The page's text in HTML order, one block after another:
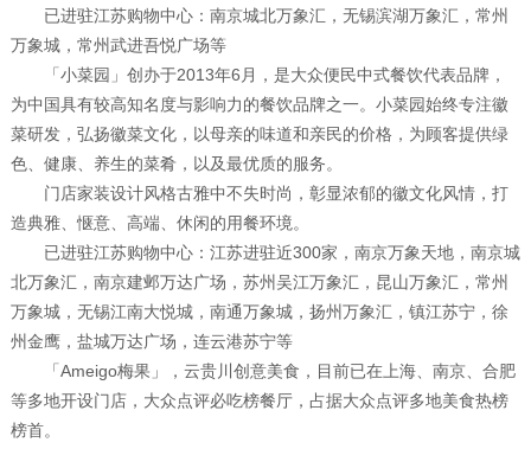
已进驻江苏购物中心：南京城北万象汇，无锡滨湖万象汇，常州
万象城，常州武进吾悦广场等
「小菜园」创办于2013年6月，是大众便民中式餐饮代表品牌，
为中国具有较高知名度与影响力的餐饮品牌之一。小菜园始终专注徽
菜研发，弘扬徽菜文化，以母亲的味道和亲民的价格，为顾客提供绿
色、健康、养生的菜肴，以及最优质的服务。
门店家装设计风格古雅中不失时尚，彰显浓郁的徽文化风情，打
造典雅、惬意、高端、休闲的用餐环境。
已进驻江苏购物中心：江苏进驻近300家，南京万象天地，南京城
北万象汇，南京建邺万达广场，苏州吴江万象汇，昆山万象汇，常州
万象城，无锡江南大悦城，南通万象城，扬州万象汇，镇江苏宁，徐
州金鹰，盐城万达广场，连云港苏宁等
「Ameigo梅果」，云贵川创意美食，目前已在上海、南京、合肥
等多地开设门店，大众点评必吃榜餐厅，占据大众点评多地美食热榜
榜首。